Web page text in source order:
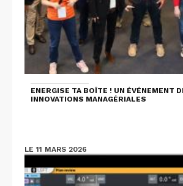
ENERGISE TA BOÎTE ! UN ÉVÉNEMENT
INNOVATIONS MANAGÉRIALES
LE 11 MARS 2026